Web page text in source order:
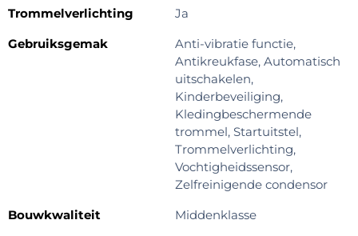
Trommelverlichting
Ja
Gebruiksgemak
Anti-vibratie functie,
Antikreukfase, Automatisch
uitschakelen,
Kinderbeveiliging,
Kledingbeschermende
trommel, Startuitstel,
Trommelverlichting,
Vochtigheidssensor,
Zelfreinigende condensor
Bouwkwaliteit
Middenklasse